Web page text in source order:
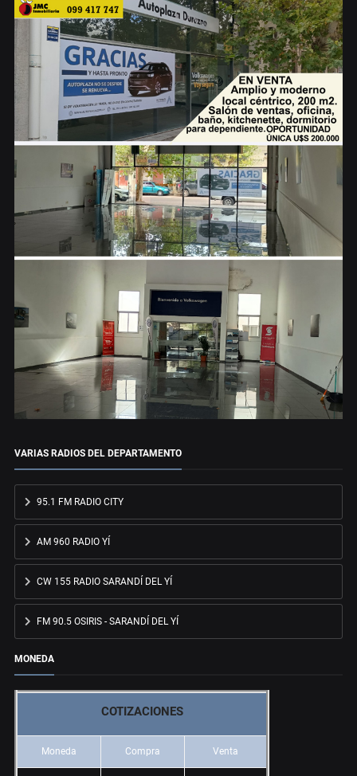
VARIAS RADIOS DEL DEPARTAMENTO
95.1 FM RADIO CITY
AM 960 RADIO YÍ
CW 155 RADIO SARANDÍ DEL YÍ
FM 90.5 OSIRIS - SARANDÍ DEL YÍ
MONEDA
COTIZACIONES
Moneda Compra Venta